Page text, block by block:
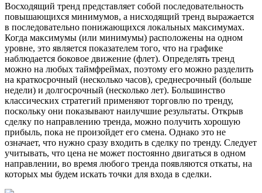
Восходящий тренд представляет собой последовательность
повышающихся минимумов, а нисходящий тренд выражается
в последовательно понижающихся локальных максимумах.
Когда максимумы (или минимумы) расположены на одном
уровне, это является показателем того, что на графике
наблюдается боковое движение (флет). Определять тренд
можно на любых таймфреймах, поэтому его можно разделить
на краткосрочный (несколько часов), среднесрочный (больше
недели) и долгосрочный (несколько лет). Большинство
классических стратегий применяют торговлю по тренду,
поскольку они показывают наилучшие результаты. Открыв
сделку по направлению тренда, можно получить хорошую
прибыль, пока не произойдет его смена. Однако это не
означает, что нужно сразу входить в сделку по тренду. Следует
учитывать, что цена не может постоянно двигаться в одном
направлении, во время любого тренда появляются откаты, на
которых мы будем искать точки для входа в сделки.